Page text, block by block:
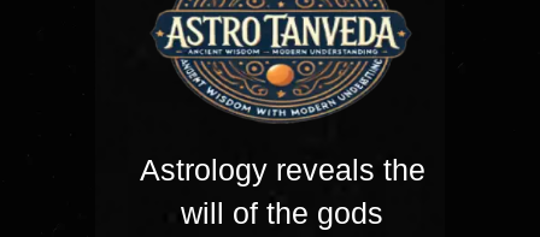
Astrology reveals the
will of the gods